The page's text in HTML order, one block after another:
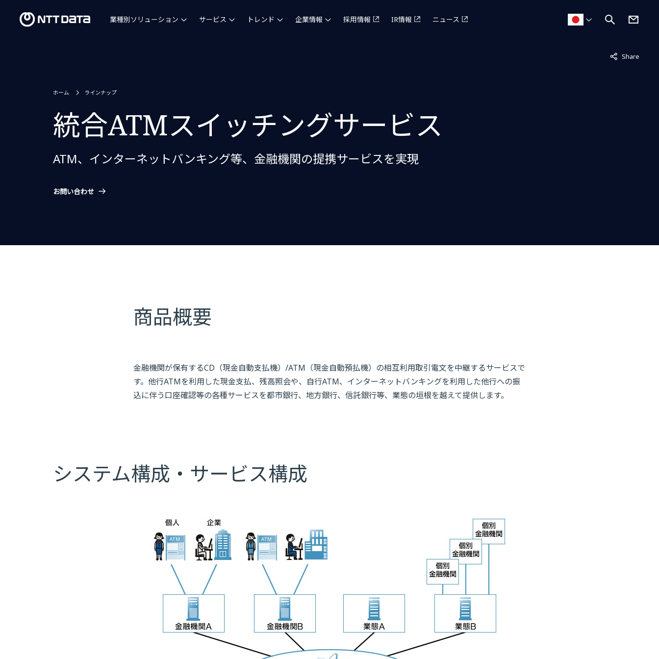
業種別ソリューション サービス トレンド 企業情報 採用情報 IR情報 ニュース
Share
非表示中
ホーム ラインナップ
統合ATMスイッチングサービス
ATM、インターネットバンキング等、金融機関の提携サービスを実現
お問い合わせ
商品概要
金融機関が保有するCD（現金自動支払機）/ATM（現金自動預払機）の相互利用取引電文を中継するサービスで
す。他行ATMを利用した現金支払、残高照会や、自行ATM、インターネットバンキングを利用した他行への振
込に伴う口座確認等の各種サービスを都市銀行、地方銀行、信託銀行等、業態の垣根を越えて提供します。
システム構成・サービス構成